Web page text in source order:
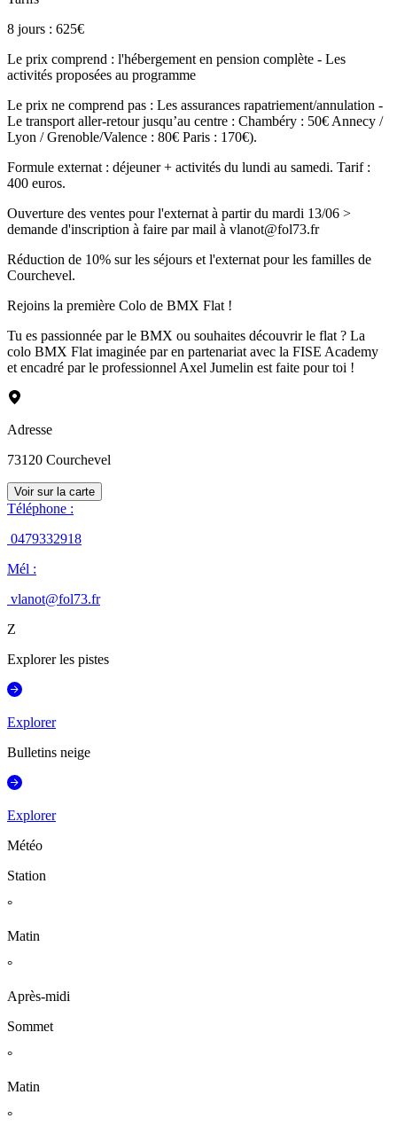
8 jours : 625€
Le prix comprend : l'hébergement en pension complète - Les
activités proposées au programme
Le prix ne comprend pas : Les assurances rapatriement/annulation -
Le transport aller-retour jusqu’au centre : Chambéry : 50€ Annecy /
Lyon / Grenoble/Valence : 80€ Paris : 170€).
Formule externat : déjeuner + activités du lundi au samedi. Tarif :
400 euros.
Ouverture des ventes pour l'externat à partir du mardi 13/06 >
demande d'inscription à faire par mail à vlanot@fol73.fr
Réduction de 10% sur les séjours et l'externat pour les familles de
Courchevel.
Rejoins la première Colo de BMX Flat !
Tu es passionnée par le BMX ou souhaites découvrir le flat ? La
colo BMX Flat imaginée par en partenariat avec la FISE Academy
et encadré par le professionnel Axel Jumelin est faite pour toi !
Adresse
73120 Courchevel
Voir sur la carte
Téléphone :
0479332918
Mél :
vlanot@fol73.fr
Z
Explorer les pistes
Explorer
Bulletins neige
Explorer
Météo
Station
°
Matin
°
Après-midi
Sommet
°
Matin
°